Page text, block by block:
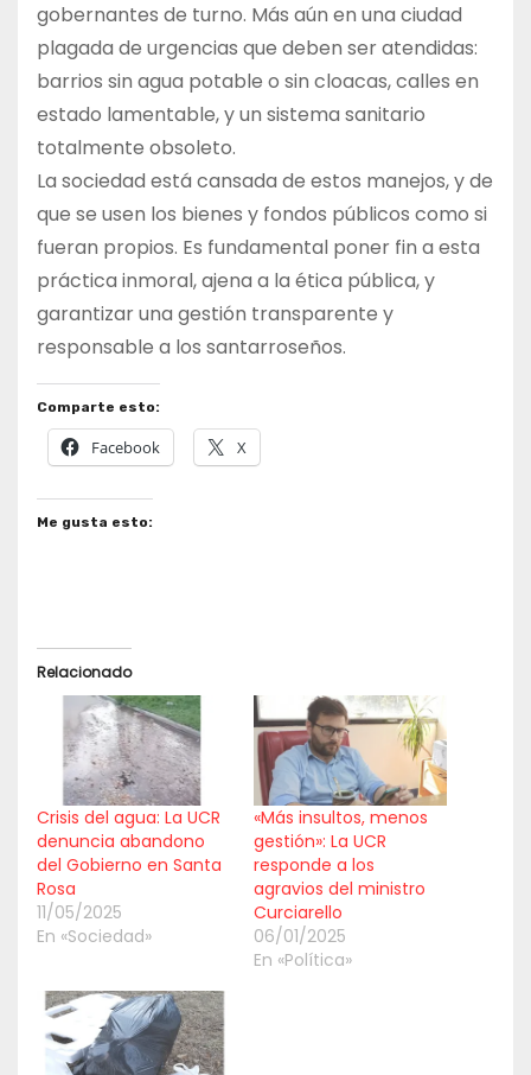
gobernantes de turno. Más aún en una ciudad
plagada de urgencias que deben ser atendidas:
barrios sin agua potable o sin cloacas, calles en
estado lamentable, y un sistema sanitario
totalmente obsoleto.
La sociedad está cansada de estos manejos, y de
que se usen los bienes y fondos públicos como si
fueran propios. Es fundamental poner fin a esta
práctica inmoral, ajena a la ética pública, y
garantizar una gestión transparente y
responsable a los santarroseños.
Comparte esto:
Facebook X
Me gusta esto:
Relacionado
Crisis del agua: La UCR
denuncia abandono
del Gobierno en Santa
Rosa
11/05/2025
En «Sociedad»
«Más insultos, menos
gestión»: La UCR
responde a los
agravios del ministro
Curciarello
06/01/2025
En «Política»